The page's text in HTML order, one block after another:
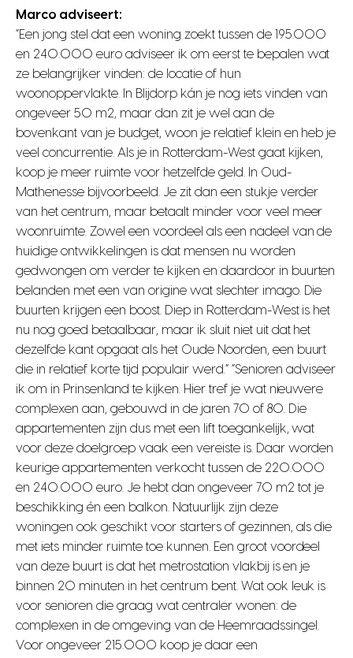
Marco adviseert:
“Een jong stel dat een woning zoekt tussen de 195.000
en 240.000 euro adviseer ik om eerst te bepalen wat
ze belangrijker vinden: de locatie of hun
woonoppervlakte. In Blijdorp kán je nog iets vinden van
ongeveer 50 m2, maar dan zit je wel aan de
bovenkant van je budget, woon je relatief klein en heb je
veel concurrentie. Als je in Rotterdam-West gaat kijken,
koop je meer ruimte voor hetzelfde geld. In Oud-
Mathenesse bijvoorbeeld. Je zit dan een stukje verder
van het centrum, maar betaalt minder voor veel meer
woonruimte. Zowel een voordeel als een nadeel van de
huidige ontwikkelingen is dat mensen nu worden
gedwongen om verder te kijken en daardoor in buurten
belanden met een van origine wat slechter imago. Die
buurten krijgen een boost. Diep in Rotterdam-West is het
nu nog goed betaalbaar, maar ik sluit niet uit dat het
dezelfde kant opgaat als het Oude Noorden, een buurt
die in relatief korte tijd populair werd.” “Senioren adviseer
ik om in Prinsenland te kijken. Hier tref je wat nieuwere
complexen aan, gebouwd in de jaren 70 of 80. Die
appartementen zijn dus met een lift toegankelijk, wat
voor deze doelgroep vaak een vereiste is. Daar worden
keurige appartementen verkocht tussen de 220.000
en 240.000 euro. Je hebt dan ongeveer 70 m2 tot je
beschikking én een balkon. Natuurlijk zijn deze
woningen ook geschikt voor starters of gezinnen, als die
met iets minder ruimte toe kunnen. Een groot voordeel
van deze buurt is dat het metrostation vlakbij is en je
binnen 20 minuten in het centrum bent. Wat ook leuk is
voor senioren die graag wat centraler wonen: de
complexen in de omgeving van de Heemraadssingel.
Voor ongeveer 215.000 koop je daar een